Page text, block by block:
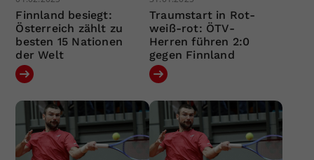
Finnland besiegt:
Österreich zählt zu
besten 15 Nationen
der Welt
Traumstart in Rot-
weiß-rot: ÖTV-
Herren führen 2:0
gegen Finnland